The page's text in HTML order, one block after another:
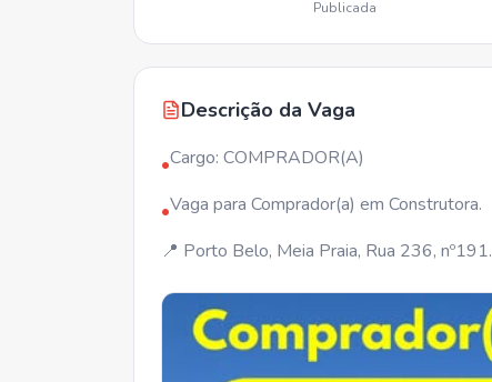
Publicada
Descrição da Vaga
•Cargo: COMPRADOR(A)
•Vaga para Comprador(a) em Construtora.
📍 Porto Belo, Meia Praia, Rua 236, nº191.